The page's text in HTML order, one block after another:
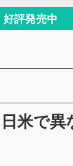
評発売中
米で異